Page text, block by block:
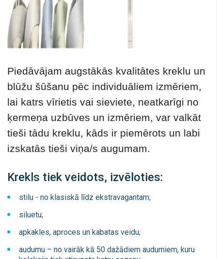
Piedāvājam augstākās kvalitātes kreklu un
blūžu šūšanu pēc individuāliem izmēriem,
lai katrs vīrietis vai sieviete, neatkarīgi no
ķermeņa uzbūves un izmēriem, var valkāt
tieši tādu kreklu, kāds ir piemērots un labi
izskatās tieši viņa/s augumam.
Krekls tiek veidots, izvēloties:
stilu - no klasiskā līdz ekstravagantam;
siluetu;
apkakles, aproces un kabatas veidu;
audumu – no vairāk kā 50 dažādiem audumiem, kuru